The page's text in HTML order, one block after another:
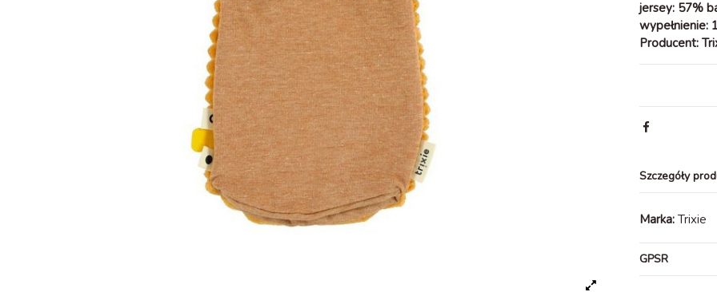
jersey: 57%
wypełnienie:
Producent:
Szczegóły
Marka: Trixie
GPSR